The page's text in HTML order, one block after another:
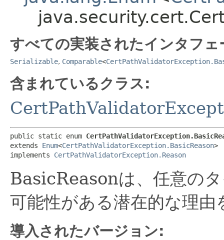
すべての実装されたインタフ
Serializable, Comparable<
含まれているクラス:
public static enum
extends Enum<CertPathValidatorException.BasicReason>
implements CertPathValidatorException.Reason
BasicReasonは、任意の
可能性がある潜在的な理由
導入されたバージョン: